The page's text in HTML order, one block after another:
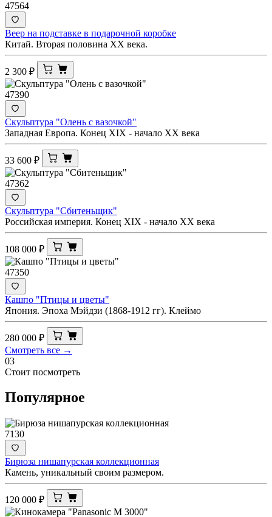
47564
Веер на подставке в подарочной коробке
Китай. Вторая половина ХХ века.
2 300 ₽
47390
Скульптура "Олень с вазочкой"
Западная Европа. Конец XIX - начало ХХ века
33 600 ₽
47362
Скульптура "Сбитеньщик"
Российская империя. Конец XIX - начало ХХ века
108 000 ₽
47350
Кашпо "Птицы и цветы"
Япония. Эпоха Мэйдзи (1868-1912 гг). Клеймо
280 000 ₽
Смотреть все →
03
Стоит посмотреть
Популярное
7130
Бирюза нишапурская коллекционная
Камень, уникальный своим размером.
120 000 ₽